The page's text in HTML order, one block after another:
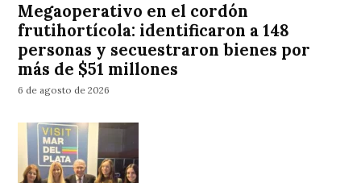
Megaoperativo en el cordón
frutihortícola: identificaron a 148
personas y secuestraron bienes por
más de $51 millones
6 de agosto de 2026